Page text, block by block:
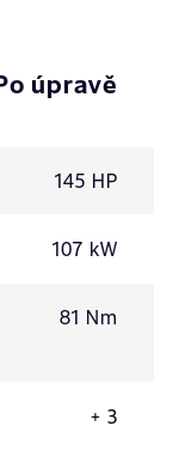
úpravě
145 HP
107 kW
81 Nm
+ 3